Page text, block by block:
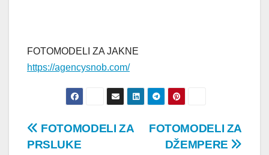
FOTOMODELI ZA JAKNE
https://agencysnob.com/
Post
FOTOMODELI ZA
DŽEMPERE
FOTOMODELI ZA
PRSLUKE